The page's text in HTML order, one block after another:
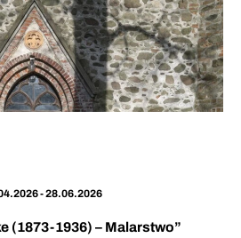
- 28.06.2026
(1873-1936) – Malarstwo”